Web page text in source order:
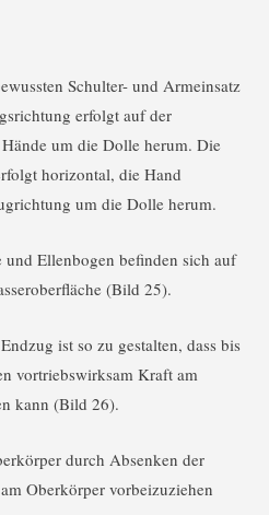
Schulter- und Armeinsatz
erfolgt auf der
um die Dolle herum. Die
horizontal, die Hand
um die Dolle herum.
Ellenbogen befinden sich auf
(Bild 25).
ist so zu gestalten, dass bis
vortriebswirksam Kraft am
kann (Bild 26).
durch Absenken der
Oberkörper vorbeizuziehen